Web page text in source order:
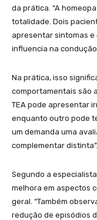
da prática. “A
totalidade. Dois
apresentar sintomas
influencia na
Na prática, isso
comportamentais são
TEA pode apresentar
enquanto outro pode
um demanda uma
complementar
Segundo a
melhora em aspectos
geral. “Também
redução de episódios